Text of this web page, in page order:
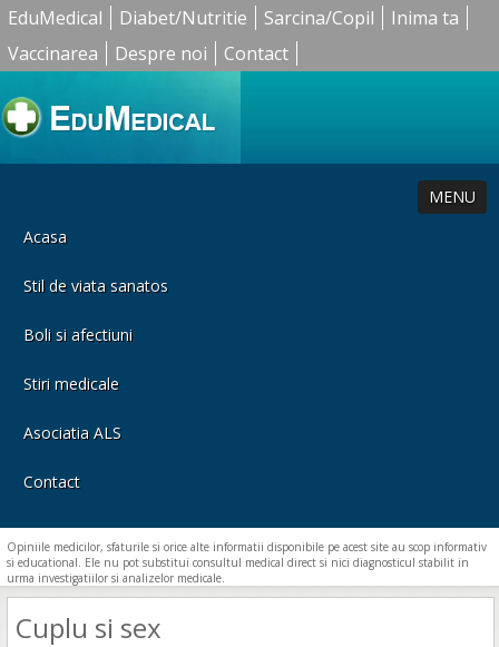
EduMedical Diabet/Nutritie Sarcina/Copil
Inima ta
Vaccinarea
Despre noi Contact
MENU
Acasa
Stil de viata sanatos
Boli si afectiuni
Stiri medicale
Asociatia ALS
Contact
Opiniile medicilor, sfaturile si orice alte informatii disponibile pe acest site au scop informativ
si educational. Ele nu pot substitui consultul medical direct si nici diagnosticul stabilit in
urma investigatiilor si analizelor medicale.
Cuplu si sex